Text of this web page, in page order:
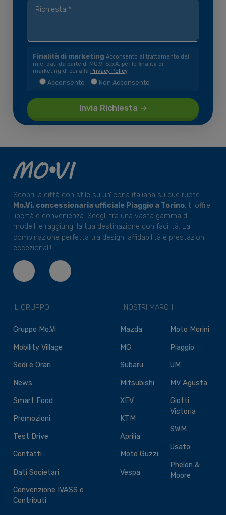
Finalità di marketing Acconsento al trattamento dei
miei dati da parte di MO.VI S.p.A. per le finalità di
marketing di cui alla Privacy Policy.
Acconsento Non Acconsento
Scopri la città con stile su un’icona italiana su due ruote.
Mo.Vi, concessionaria ufficiale Piaggio a Torino, ti offre
libertà e convenienza. Scegli tra una vasta gamma di
modelli e raggiungi la tua destinazione con facilità. La
combinazione perfetta tra design, affidabilità e prestazioni
eccezionali!
IL GRUPPO
Gruppo Mo.Vi
Mobility Village
Sedi e Orari
News
Smart Food
Promozioni
Test Drive
Contatti
Dati Societari
Convenzione IVASS e
Contributi
I NOSTRI MARCHI
Mazda
MG
Subaru
Mitsubishi
XEV
KTM
Aprilia
Moto Guzzi
Vespa
Moto Morini
Piaggio
UM
MV Agusta
Giotti
Victoria
SWM
Usato
Phelon &
Moore